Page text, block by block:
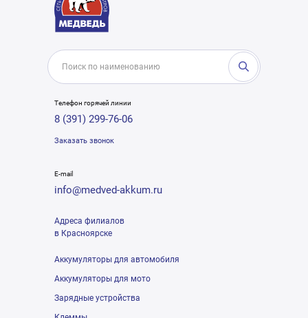
Телефон горячей линии
8 (391) 299-76-06
Заказать звонок
E-mail
info@medved-akkum.ru
Адреса филиалов
в Красноярске
Аккумуляторы для автомобиля
Аккумуляторы для мото
Зарядные устройства